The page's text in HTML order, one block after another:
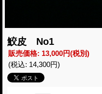
鮫皮 No1
販売価格: 13,000円(税別)
(税込: 14,300円)